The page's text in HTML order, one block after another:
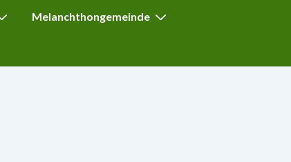
Melanchthongemeinde